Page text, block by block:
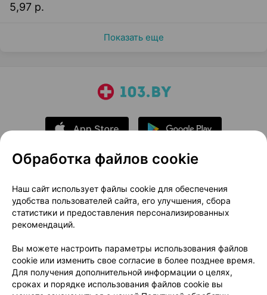
5,97 р.
Показать еще
О проекте
Новости проекта
Размещение рекламы
Медицинский маркетинг
Публичный договор
Доставка
Способы оплаты
Вакансии
Партнеры
Написать руководителю 103.by
Написать в поддержку
Обработка файлов cookie
Наш сайт использует файлы cookie для обеспечения
удобства пользователей сайта, его улучшения, сбора
статистики и предоставления персонализированных
рекомендаций.
Вы можете настроить параметры использования файлов
cookie или изменить свое согласие в более позднее время.
Для получения дополнительной информации о целях,
сроках и порядке использования файлов cookie вы